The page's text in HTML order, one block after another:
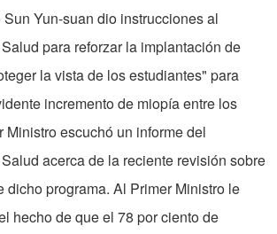
Yun-suan dio instrucciones al
para reforzar la implantación de
la vista de los estudiantes" para
incremento de miopía entre los
Ministro escuchó un informe del
acerca de la reciente revisión sobre
dicho programa. Al Primer Ministro le
hecho de que el 78 por ciento de